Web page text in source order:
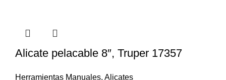
Alicate pelacable 8″, Truper 17357
Herramientas Manuales, Alicates